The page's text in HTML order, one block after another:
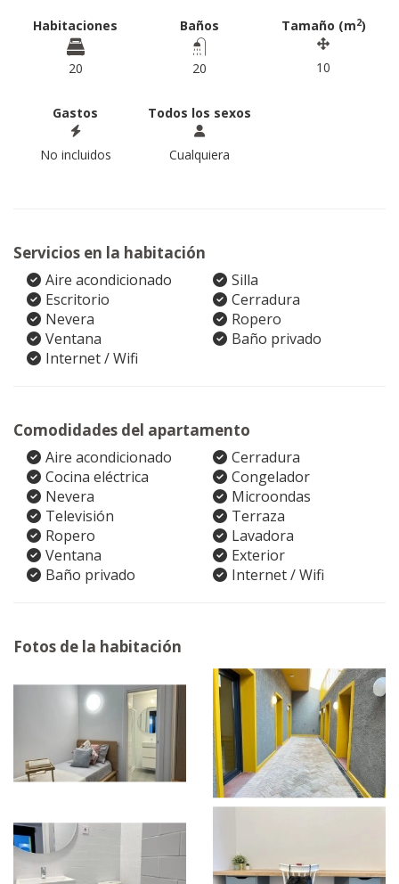
Habitaciones
20
Baños
20
Tamaño (m2)
10
Gastos
No incluidos
Todos los sexos
Cualquiera
Servicios en la habitación
Aire acondicionado
Silla
Escritorio
Cerradura
Nevera
Ropero
Ventana
Baño privado
Internet / Wifi
Comodidades del apartamento
Aire acondicionado
Cerradura
Cocina eléctrica
Congelador
Nevera
Microondas
Televisión
Terraza
Ropero
Lavadora
Ventana
Exterior
Baño privado
Internet / Wifi
Fotos de la habitación